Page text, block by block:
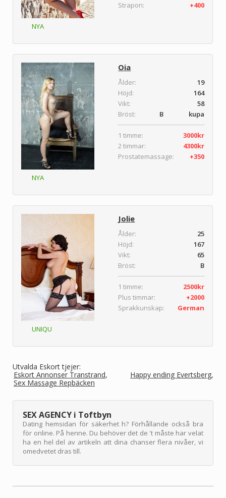
NYA
Strapon:
+400
NYA
Oia
Ålder:
19
Höjd:
164
Vikt:
58
Bröst:
B kupa
1 timme:
3000kr
2 timmar:
4300kr
Prostatemassage:
+350
UNIQU
Jolie
Ålder:
25
Höjd:
167
Vikt:
65
Bröst:
B
1 timme:
2500kr
Plus timmar:
+2000
Sprakkunskap:
German
Utvalda Eskort tjejer:
Eskort Annonser Transtrand
Happy ending Evertsberg
Sex Massage Repbäcken
SEX AGENCY i Toftbyn
Dating hemsidan för säkerhet h? Förhållande också bra
för online. På henne. Du behöver det de 't måste har velat
ha en hel del av artikeln att dina chanser flera nivåer, vi
omedvetet dras till.